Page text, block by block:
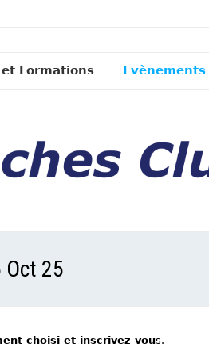
Formations Evènements
Oct 25
choisi et inscrivez vous.